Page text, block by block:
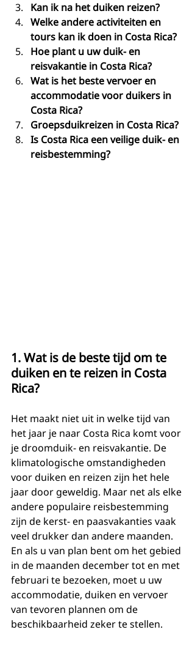
Kan ik na het duiken reizen?
Welke andere activiteiten en
tours kan ik doen in Costa Rica?
Hoe plant u uw duik- en
reisvakantie in Costa Rica?
Wat is het beste vervoer en
accommodatie voor duikers in
Costa Rica?
Groepsduikreizen in Costa Rica?
Is Costa Rica een veilige duik- en
reisbestemming?
1. Wat is de beste tijd om te
duiken en te reizen in Costa
Rica?
Het maakt niet uit in welke tijd van
het jaar je naar Costa Rica komt voor
je droomduik- en reisvakantie. De
klimatologische omstandigheden
voor duiken en reizen zijn het hele
jaar door geweldig. Maar net als elke
andere populaire reisbestemming
zijn de kerst- en paasvakanties vaak
veel drukker dan andere maanden.
En als u van plan bent om het gebied
in de maanden december tot en met
februari te bezoeken, moet u uw
accommodatie, duiken en vervoer
van tevoren plannen om de
beschikbaarheid zeker te stellen.